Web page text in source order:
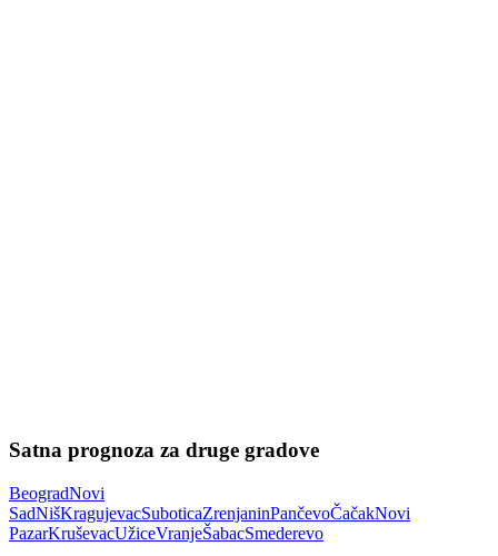
Satna prognoza za druge gradove
BeogradNovi
SadNišKragujevacSuboticaZrenjaninPančevoČačakNovi
PazarKruševacUžiceVranjeŠabacSmederevo